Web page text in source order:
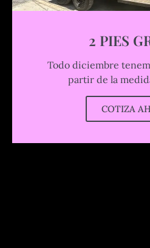
2 PIES
Todo diciembre
partir de la
COTIZA